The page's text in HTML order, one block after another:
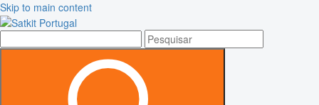
Skip to main content